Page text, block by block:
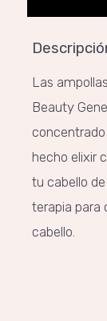
Las
Beauty
hecho elixir
tu cabello
terapia para
cabello.